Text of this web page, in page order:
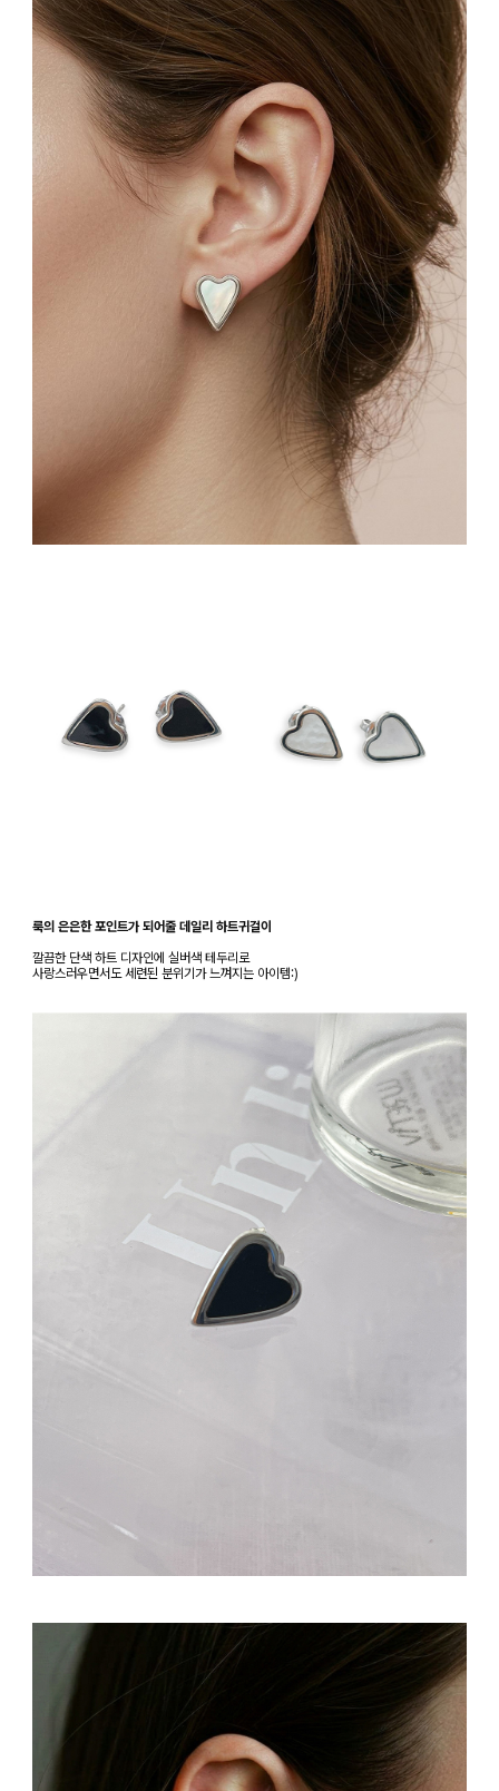
룩의 은은한 포인트가 되어줄 데일리 하트귀걸이
깔끔한 단색 하트 디자인에 실버색 테두리로
사랑스러우면서도 세련된 분위기가 느껴지는 아이템:)